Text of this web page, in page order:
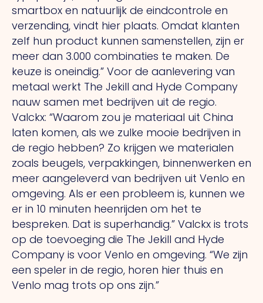
smartbox en natuurlijk de eindcontrole en
verzending, vindt hier plaats. Omdat klanten
zelf hun product kunnen samenstellen, zijn er
meer dan 3.000 combinaties te maken. De
keuze is oneindig.” Voor de aanlevering van
metaal werkt The Jekill and Hyde Company
nauw samen met bedrijven uit de regio.
Valckx: “Waarom zou je materiaal uit China
laten komen, als we zulke mooie bedrijven in
de regio hebben? Zo krijgen we materialen
zoals beugels, verpakkingen, binnenwerken en
meer aangeleverd van bedrijven uit Venlo en
omgeving. Als er een probleem is, kunnen we
er in 10 minuten heenrijden om het te
bespreken. Dat is superhandig.” Valckx is trots
op de toevoeging die The Jekill and Hyde
Company is voor Venlo en omgeving. “We zijn
een speler in de regio, horen hier thuis en
Venlo mag trots op ons zijn.”